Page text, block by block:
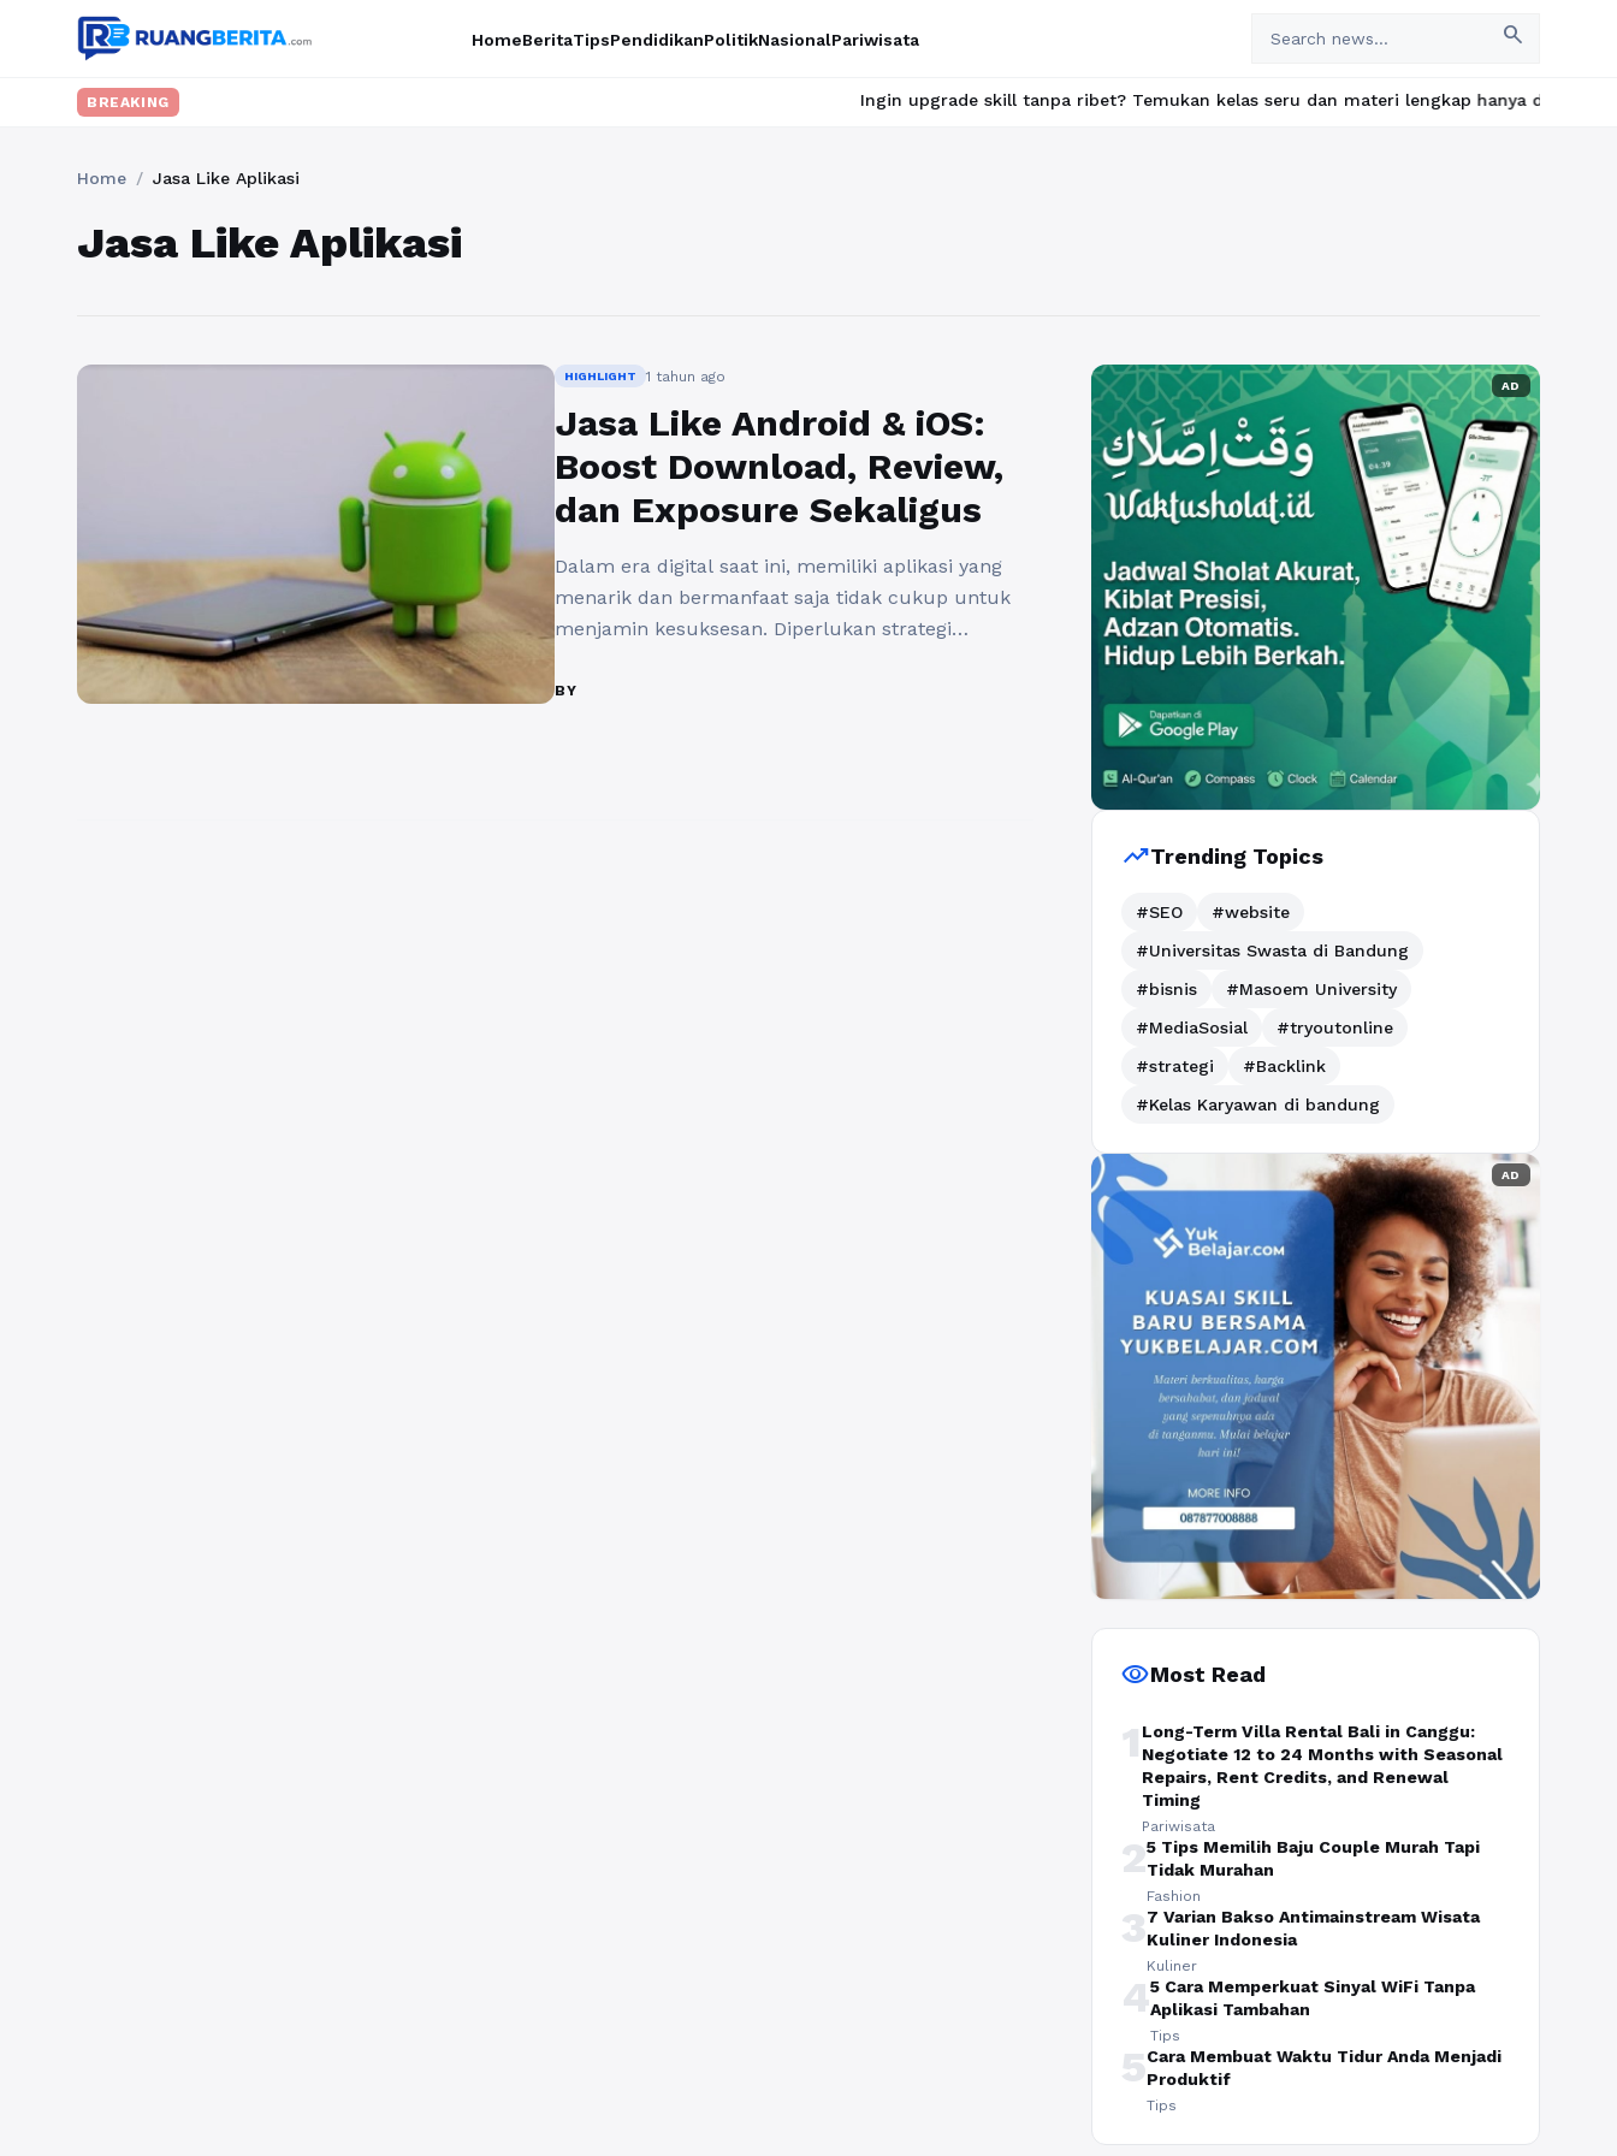
HomeBeritaTipsPendidikanPolitikNasionalPariwisata search
BREAKING Ingin upgrade skill tanpa ribet? Temukan kelas seru dan materi lengkap hanya di YukBelajar.com.
Home / Jasa Like Aplikasi
Jasa Like Aplikasi
HIGHLIGHT 1 tahun ago
Jasa Like Android & iOS:
Boost Download, Review,
dan Exposure Sekaligus
Dalam era digital saat ini, memiliki aplikasi yang
menarik dan bermanfaat saja tidak cukup untuk
menjamin kesuksesan. Diperlukan strategi
bersaing di pasar yang penuh dengan kompetisi.
BY
AD
trending_upTrending Topics
#SEO
#website
#Universitas Swasta di Bandung
#bisnis
#Masoem University
#MediaSosial
#tryoutonline
#strategi
#Backlink
#Kelas Karyawan di bandung
AD
visibilityMost Read
1 Long-Term Villa Rental Bali in Canggu:
Negotiate 12 to 24 Months with Seasonal
Repairs, Rent Credits, and Renewal
Timing
Pariwisata
25 Tips Memilih Baju Couple Murah Tapi
Tidak Murahan
Fashion
37 Varian Bakso Antimainstream Wisata
Kuliner Indonesia
Kuliner
45 Cara Memperkuat Sinyal WiFi Tanpa
Aplikasi Tambahan
Tips
5Cara Membuat Waktu Tidur Anda Menjadi
Produktif
Tips